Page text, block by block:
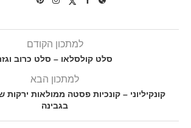
למתכון הקודם
סלט קולסלאו – סלט כרוב
למתכון הבא
קונקיליוני – קונכיות פסטה ממולאות
בגבינה